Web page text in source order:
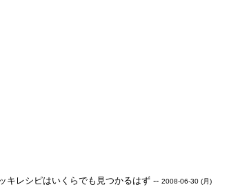
キレシピはいくらでも見つかるはず --2008-06-30 (月)